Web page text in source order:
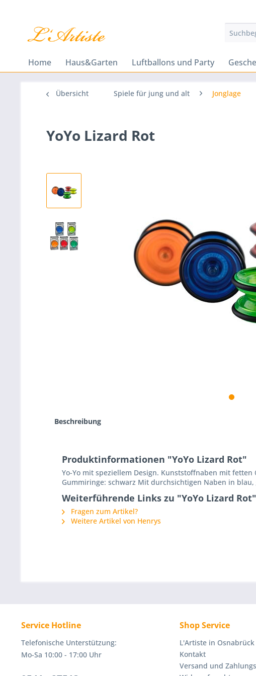
Home Haus&Garten Luftballons und Party
Übersicht Spiele für jung und alt Jonglage
YoYo Lizard Rot
Beschreibung
Produktinformationen "YoYo Lizard Rot"
Yo-Yo mit speziellem Design. Kunststoffnaben mit fetten
Gummiringe: schwarz Mit durchsichtigen Naben in
Weiterführende Links zu "YoYo Lizard Rot"
Fragen zum Artikel?
Weitere Artikel von Henrys
Service Hotline
Telefonische Unterstützung:
Mo-Sa 10:00 - 17:00 Uhr
Shop Service
L'Artiste in Osnabrück
Kontakt
Versand und